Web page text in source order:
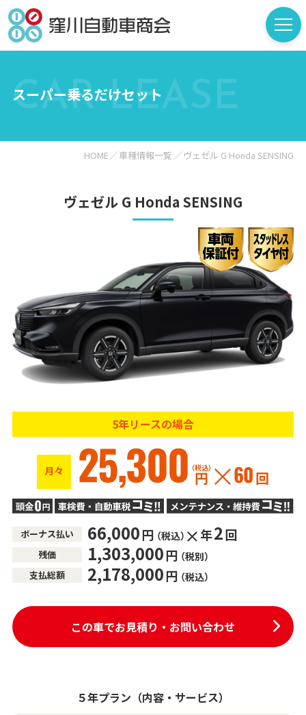
CAR LEASE
スーパー乗るだけセット
HOME 車種情報一覧 ヴェゼル G Honda SENSING
ヴェゼル G Honda SENSING
5年リースの場合
月々 25,300 円
（税込） 60回
ボーナス払い 66,000円（税込） 年2回
残価 1,303,000円（税別）
支払総額 2,178,000円（税込）
この車でお見積り・お問い合わせ
５年プラン （内容・サービス）